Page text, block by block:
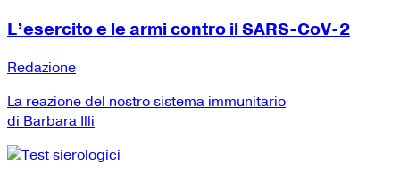
L’esercito e le armi contro il SARS-CoV-2
Redazione
La reazione del nostro sistema immunitario
di Barbara Illi